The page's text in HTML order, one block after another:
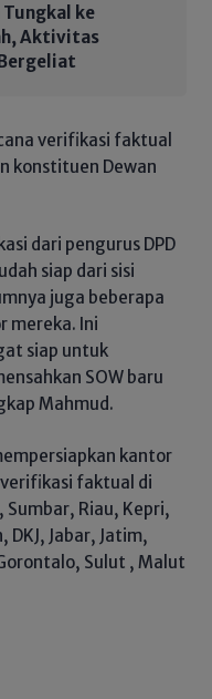
ke
Aktivitas
verifikasi faktual
konstituen Dewan
dari pengurus DPD
siap dari sisi
juga beberapa
mereka. Ini
siap untuk
SOW baru
Mahmud.
kantor
faktual di
Sumbar, Riau, Kepri,
DKJ, Jabar, Jatim,
Sulut , Malut